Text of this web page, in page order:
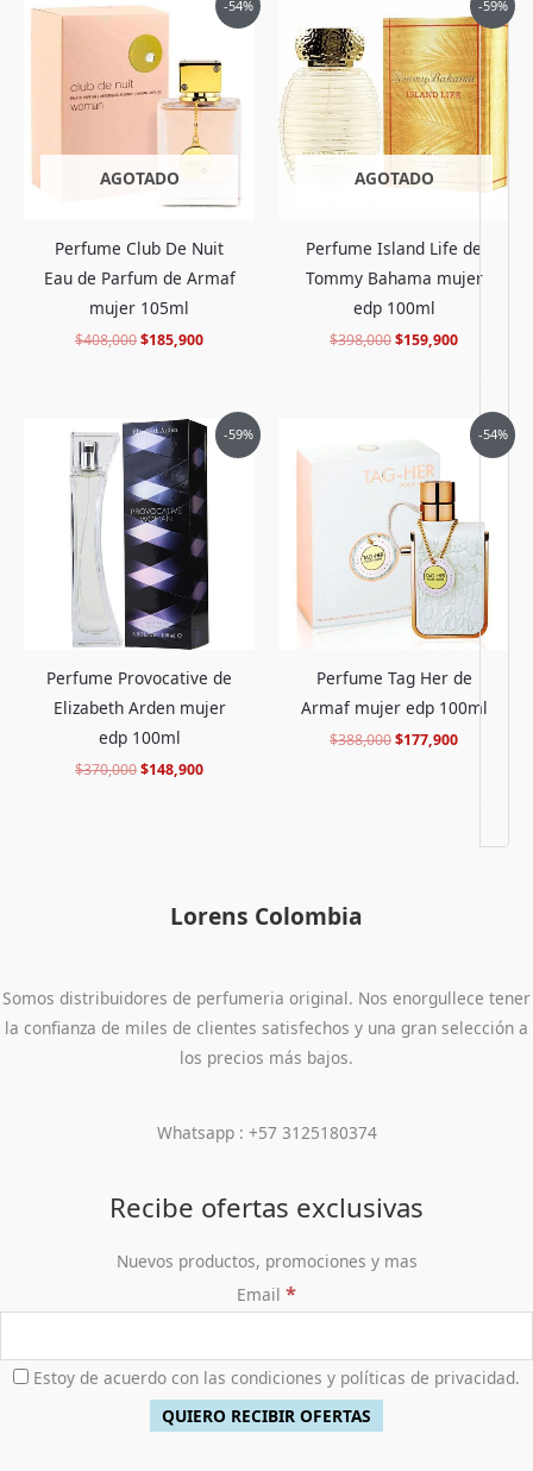
-54%
AGOTADO
Perfume Club De Nuit
Eau de Parfum de Armaf
mujer 105ml
$408,000
precio
original
era:
$408,000.
$185,900
precio
actual
$185,900.
-59%
AGOTADO
Perfume Island Life de
Tommy Bahama mujer
edp 100ml
$398,000
precio
original
era:
$398,000.
$159,900
precio
actual
es:
$159,900.
-59%
Perfume Provocative de
Elizabeth Arden mujer
edp 100ml
$370,000
El
precio
original
era:
$370,000.
$148,900
El
precio
actual
$148,900.
-54%
Perfume Tag Her de
Armaf mujer edp 100ml
$388,000
precio
original
era:
$388,000.
$177,900
precio
actual
Lorens Colombia
Somos distribuidores de perfumeria original. Nos enorgullece tener
la confianza de miles de clientes satisfechos y una gran selección a
los precios más bajos.
Whatsapp : +57 3125180374
Recibe ofertas exclusivas
Nuevos productos, promociones y mas
Email *
Estoy de acuerdo con las condiciones y políticas de privacidad.